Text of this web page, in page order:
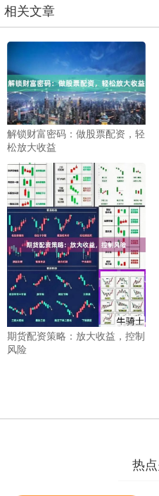
相关文章
解锁财富密码：做股票配资，轻
松放大收益
期货配资策略：放大收益，控制
风险
热